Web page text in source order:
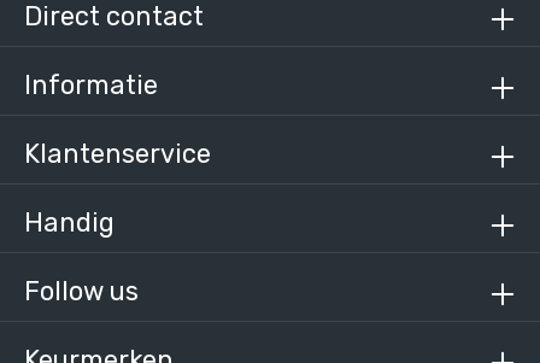
Follow us
Direct contact
Informatie
Klantenservice
Handig